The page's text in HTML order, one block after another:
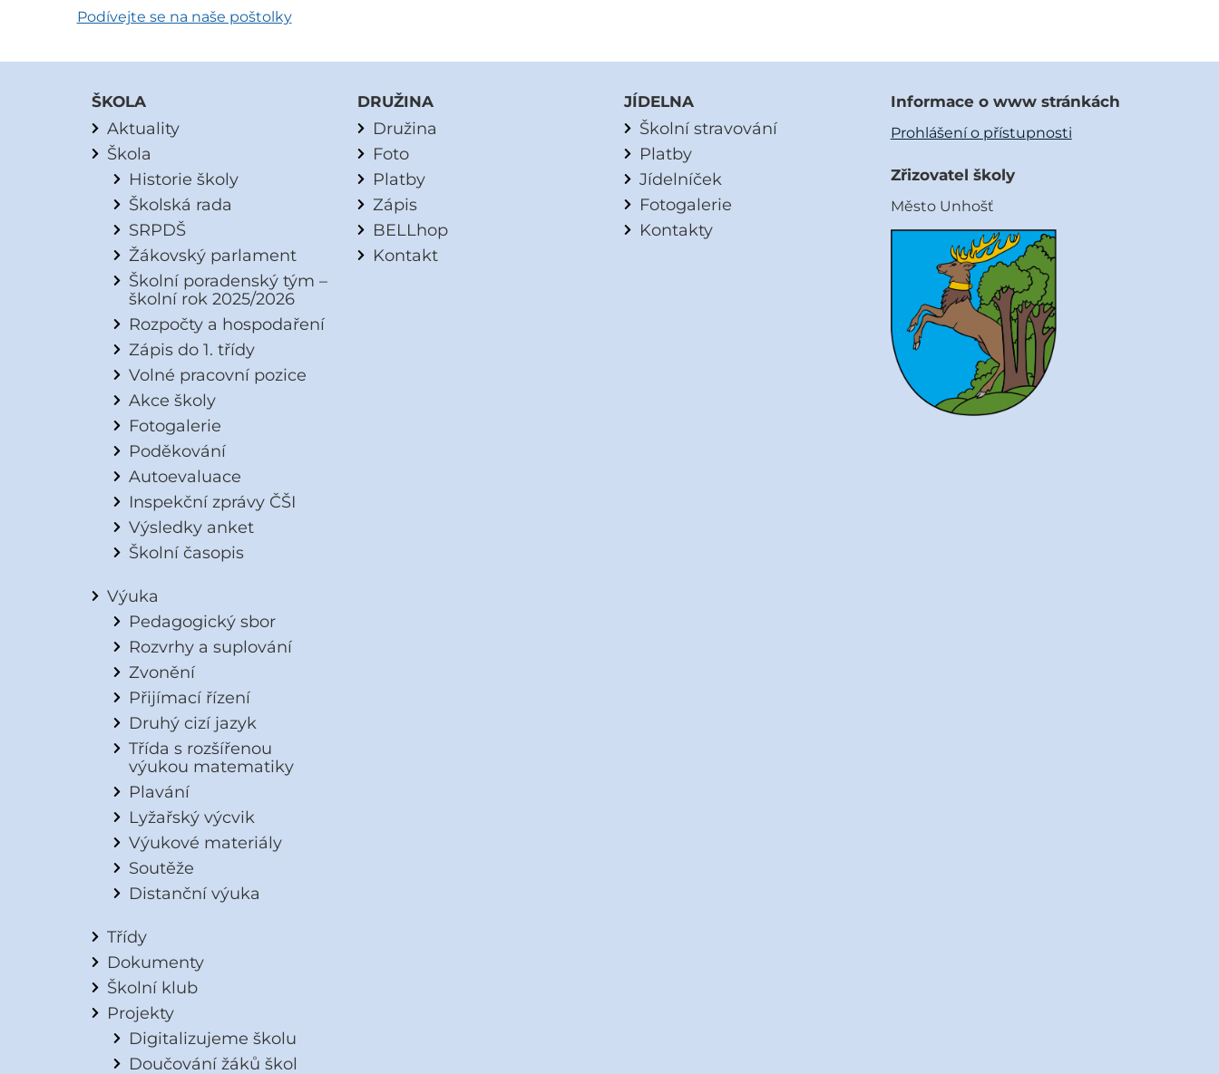
Podívejte se na naše poštolky
ŠKOLA
Aktuality
Škola
Historie školy
Školská rada
SRPDŠ
Žákovský parlament
Školní poradenský tým –
školní rok 2025/2026
Rozpočty a hospodaření
Zápis do 1. třídy
Volné pracovní pozice
Akce školy
Fotogalerie
Poděkování
Autoevaluace
Inspekční zprávy ČŠI
Výsledky anket
Školní časopis
Výuka
Pedagogický sbor
Rozvrhy a suplování
Zvonění
Přijímací řízení
Druhý cizí jazyk
Třída s rozšířenou
výukou matematiky
Plavání
Lyžařský výcvik
Výukové materiály
Soutěže
Distanční výuka
Třídy
Dokumenty
Školní klub
Projekty
Digitalizujeme školu
Doučování žáků škol
DRUŽINA
Družina
Foto
Platby
Zápis
BELLhop
Kontakt
JÍDELNA
Školní stravování
Platby
Jídelníček
Fotogalerie
Kontakty
Informace o www stránkách
Prohlášení o přístupnosti
Zřizovatel školy
Město Unhošť